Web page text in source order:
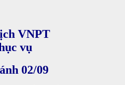
VNPT
vụ
02/09